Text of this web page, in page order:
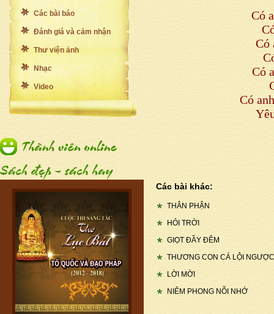
Các bài báo
Đánh giá và cảm nhận
Thư viện ảnh
Nhạc
Video
Có
Có
Có
Có
Các bài khác:
THÂN PHẬN
HỎI TRỜI
GIỌT ĐẦY ĐÊM
THƯƠNG CON CÁ LỘI
LỜI MỜI
NIÊM PHONG NỖI NHỚ